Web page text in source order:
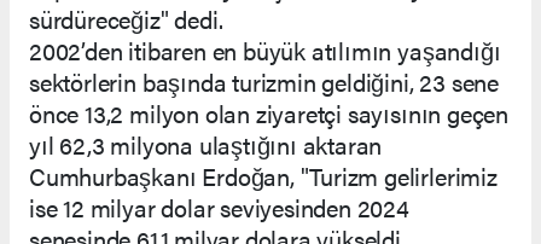
sürdüreceğiz" dedi.
2002’den itibaren en büyük atılımın yaşandığı
sektörlerin başında turizmin geldiğini, 23 sene
önce 13,2 milyon olan ziyaretçi sayısının geçen
yıl 62,3 milyona ulaştığını aktaran
Cumhurbaşkanı Erdoğan, "Turizm gelirlerimiz
ise 12 milyar dolar seviyesinden 2024